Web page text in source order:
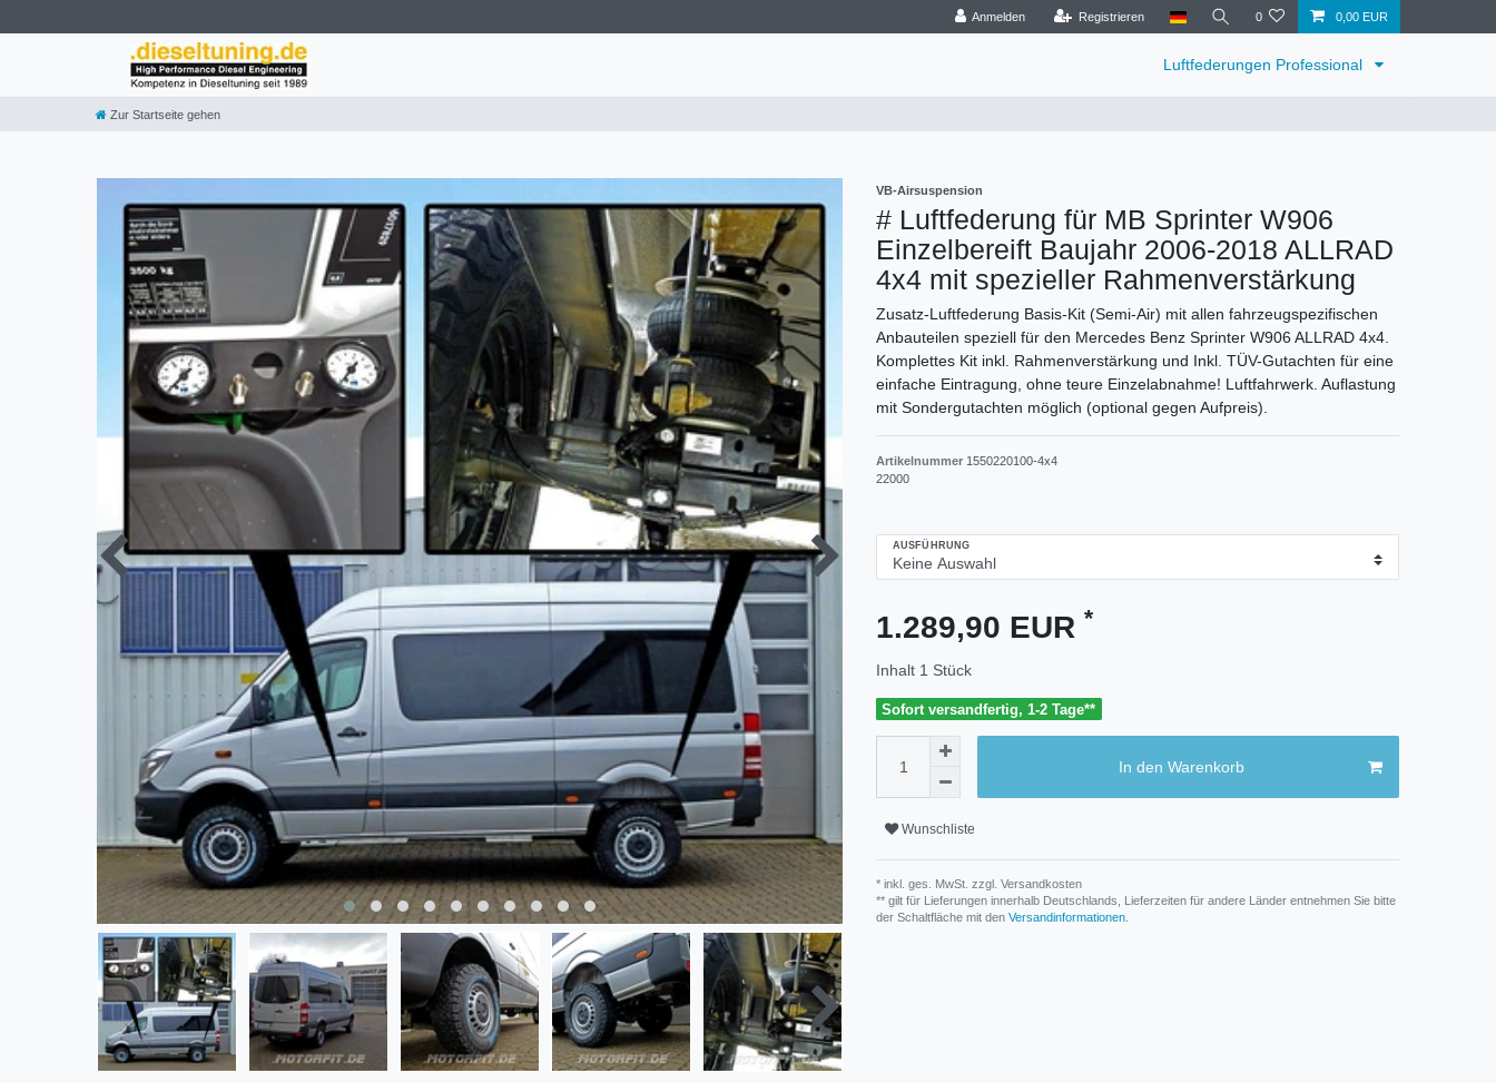
Anmelden Registrieren 0 0,00 EUR
Luftfederungen Professional
Zur Startseite gehen
VB-Airsuspension
# Luftfederung für MB Sprinter W906
Einzelbereift Baujahr 2006-2018 ALLRAD
4x4 mit spezieller Rahmenverstärkung
Zusatz-Luftfederung Basis-Kit (Semi-Air) mit allen fahrzeugspezifischen
Anbauteilen speziell für den Mercedes Benz Sprinter W906 ALLRAD 4x4.
Komplettes Kit inkl. Rahmenverstärkung und Inkl. TÜV-Gutachten für eine
einfache Eintragung, ohne teure Einzelabnahme! Luftfahrwerk. Auflastung
mit Sondergutachten möglich (optional gegen Aufpreis).
Artikelnummer 1550220100-4x4
22000
AUSFÜHRUNG
1.289,90 EUR *
Inhalt 1 Stück
Sofort versandfertig, 1-2 Tage**
In den Warenkorb
Wunschliste
* inkl. ges. MwSt. zzgl. Versandkosten
** gilt für Lieferungen innerhalb Deutschlands, Lieferzeiten für andere Länder entnehmen Sie bitte
der Schaltfläche mit den Versandinformationen